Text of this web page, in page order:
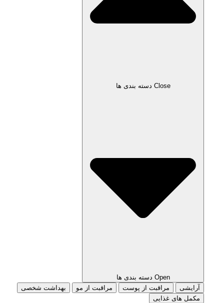
Close دسته بندی ها
Open دسته بندی ها
آرایشی
مراقبت از پوست مراقبت از مو
بهداشت شخصی
مکمل های غذایی